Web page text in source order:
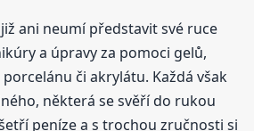
ani neumí představit své ruce
a úpravy za pomoci gelů,
či akrylátu. Každá však
některá se svěří do rukou
peníze a s trochou zručnosti si